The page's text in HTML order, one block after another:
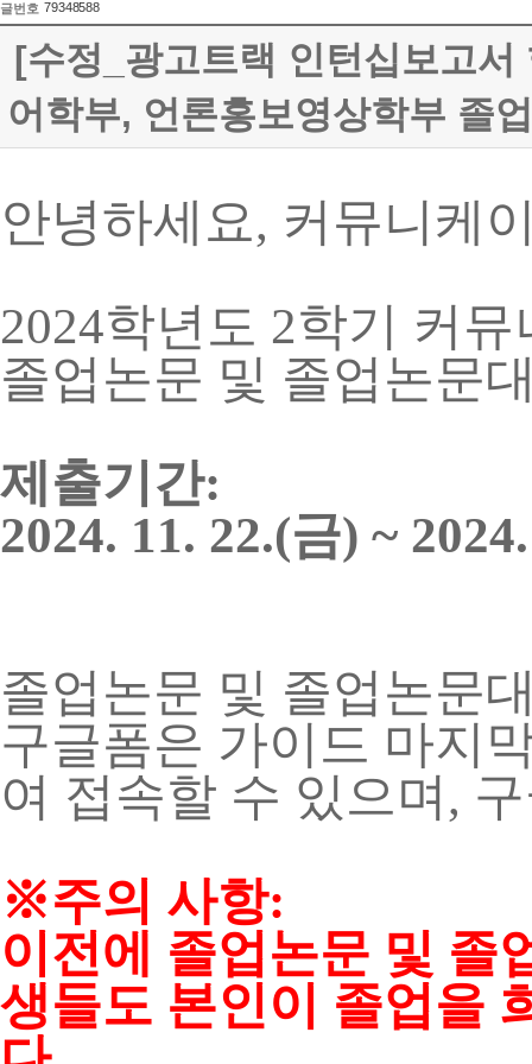
글번호 79348588
[수정_광고트랙 인턴십보고
어학부, 언론홍보영상학부 졸
안녕하세요, 커뮤니케
2024학년도 2학기 커
졸업논문 및 졸업논문
제출기간:
2024. 11. 22.(금) ~
졸업논문 및 졸업논문
구글폼은 가이드 마지
여 접속할 수 있으며,
※주의 사항:
이전에 졸업논문 및 졸
생들도 본인이 졸업을